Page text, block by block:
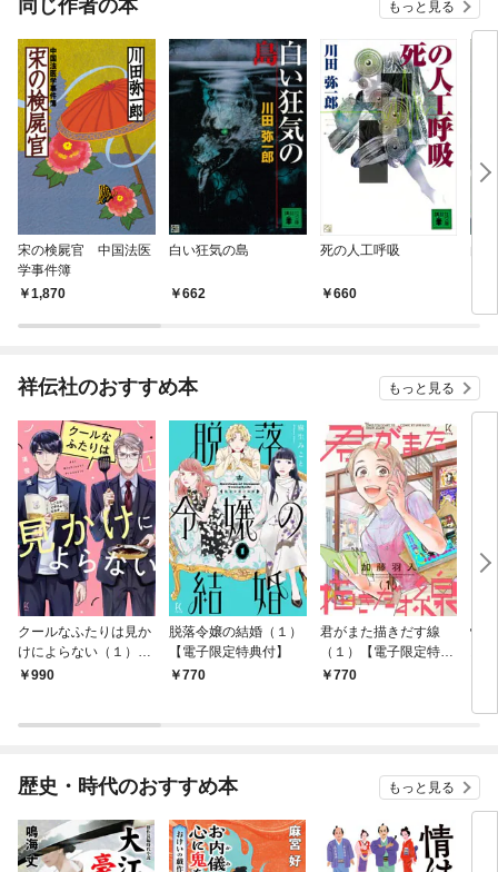
同じ作者の本 もっと見る
宋の検屍官 中国法医
学事件簿
1,870
白い狂気の島
662
死の人工呼吸
660
祥伝社のおすすめ本 もっと見る
クールなふたりは見か
けによらない（１）
【電子限定特典付】
990
脱落令嬢の結婚（１）
【電子限定特典付】
770
君がまた描きだす線
（１）【電子限定特典
付】770
情
歴史・時代のおすすめ本 もっと見る